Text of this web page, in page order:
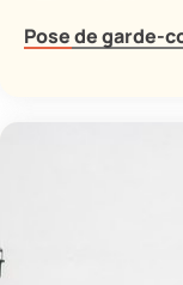
Pose de garde-